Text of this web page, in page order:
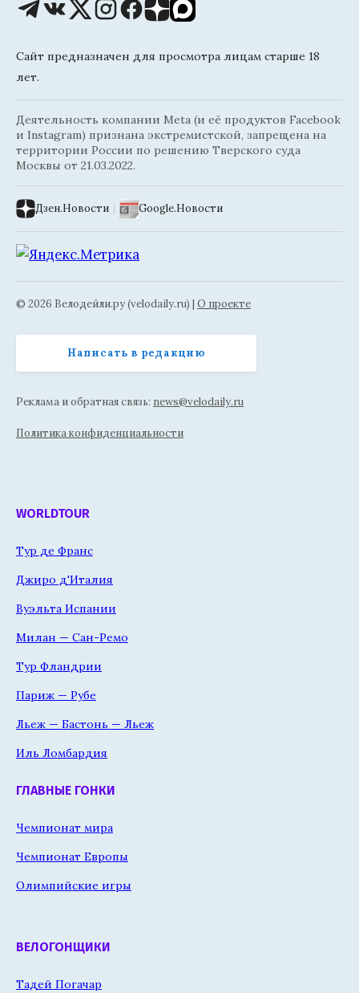
Сайт предназначен для просмотра лицам старше 18
лет.
Деятельность компании Meta (и её продуктов Facebook
и Instagram) признана экстремистской, запрещена на
территории России по решению Тверского суда
Москвы от 21.03.2022.
Дзен.Новости | Google.Новости
© 2026 Велодейли.ру (velodaily.ru) | О проекте
Написать в редакцию
Реклама и обратная связь: news@velodaily.ru
Политика конфиденциальности
WORLDTOUR
Тур де Франс
Джиро д'Италия
Вуэльта Испании
Милан — Сан-Ремо
Тур Фландрии
Париж — Рубе
Льеж — Бастонь — Льеж
Иль Ломбардия
ГЛАВНЫЕ ГОНКИ
Чемпионат мира
Чемпионат Европы
Олимпийские игры
ВЕЛОГОНЩИКИ
Тадей Погачар